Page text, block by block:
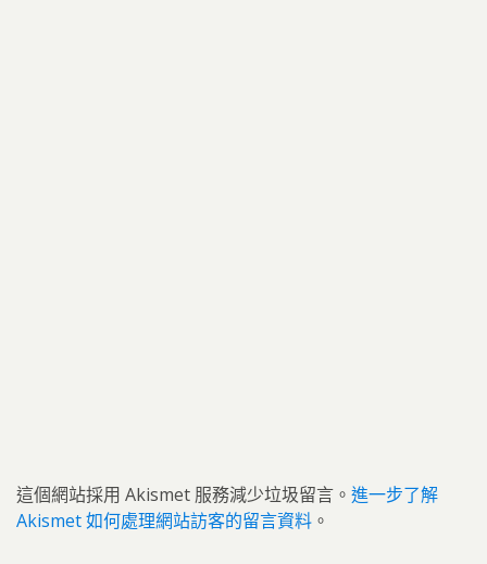
這個網站採用 Akismet 服務減少垃圾留言。 進一步了解
Akismet 如何處理網站訪客的留言資料 。